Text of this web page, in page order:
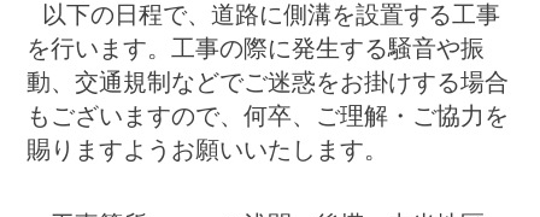
以下の日程で、道路に側溝を設置する工事
を行います。工事の際に発生する騒音や振
動、交通規制などでご迷惑をお掛けする場合
もございますので、何卒、ご理解・ご協力を
賜りますようお願いいたします。